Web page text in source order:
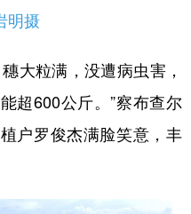
明摄
粒满，没遭病虫害，
超600公斤。”察布查尔
户罗俊杰满脸笑意，丰